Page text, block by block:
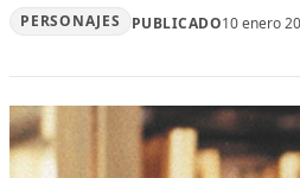
PERSONAJES PUBLICADO10 enero